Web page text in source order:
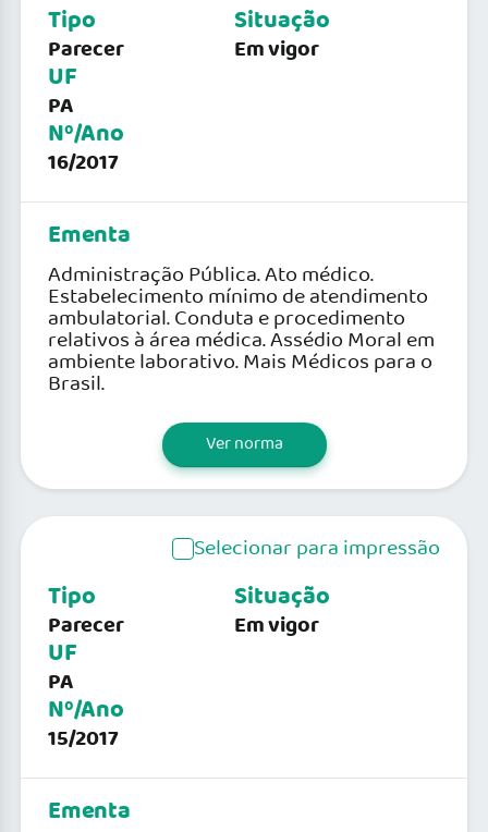
Tipo
Parecer
UF
PA
Nº/Ano
16/2017
Situação
Em vigor
Ementa
Administração Pública. Ato médico.
Estabelecimento mínimo de atendimento
ambulatorial. Conduta e procedimento
relativos à área médica. Assédio Moral em
ambiente laborativo. Mais Médicos para o
Brasil.
Ver norma
Selecionar para impressão
Tipo
Parecer
UF
PA
Nº/Ano
15/2017
Situação
Em vigor
Ementa